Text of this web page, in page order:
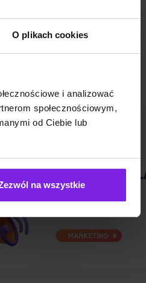
O plikach cookies
i analizować
społecznościowym,
od Ciebie lub
na wszystkie